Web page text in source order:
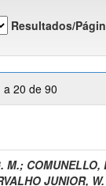
Resultados/
a 20 de 90
M.; COMUNELLO,
JUNIOR,